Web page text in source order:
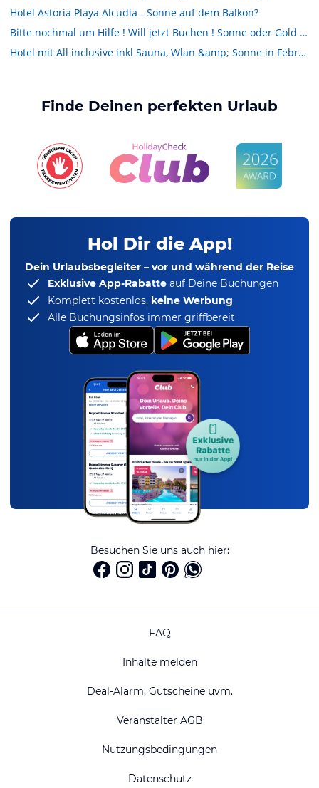
Hotel Astoria Playa Alcudia - Sonne auf dem Balkon?
Bitte nochmal um Hilfe ! Will jetzt Buchen ! Sonne oder Gold ? LTI Hotel
Hotel mit All inclusive inkl Sauna, Wlan &amp; Sonne in Februar
Finde Deinen perfekten Urlaub
Hol Dir die App!
Dein Urlaubsbegleiter – vor und während der Reise
Exklusive App-Rabatte auf Deine Buchungen
Komplett kostenlos, keine Werbung
Alle Buchungsinfos immer griffbereit
Besuchen Sie uns auch hier:
FAQ
Inhalte melden
Deal-Alarm, Gutscheine uvm.
Veranstalter AGB
Nutzungsbedingungen
Datenschutz